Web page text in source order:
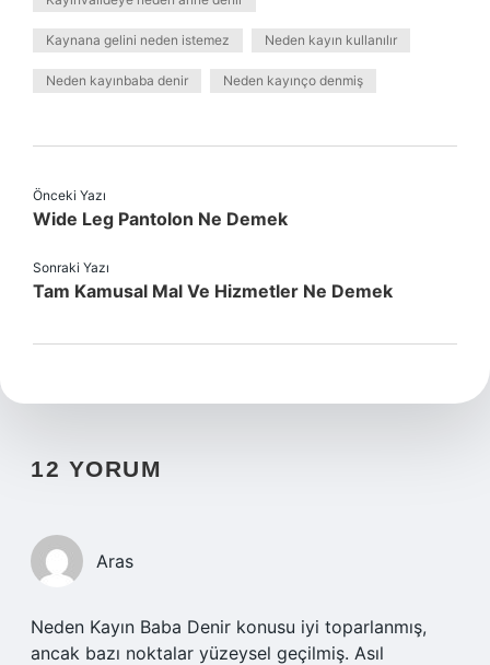
Kaynana gelini neden istemez Neden kayın kullanılır
Neden kayınbaba denir Neden kayınço denmiş
Önceki Yazı
Wide Leg Pantolon Ne Demek
Sonraki Yazı
Tam Kamusal Mal Ve Hizmetler Ne Demek
12 YORUM
Aras
Neden Kayın Baba Denir konusu iyi toparlanmış,
ancak bazı noktalar yüzeysel geçilmiş. Asıl